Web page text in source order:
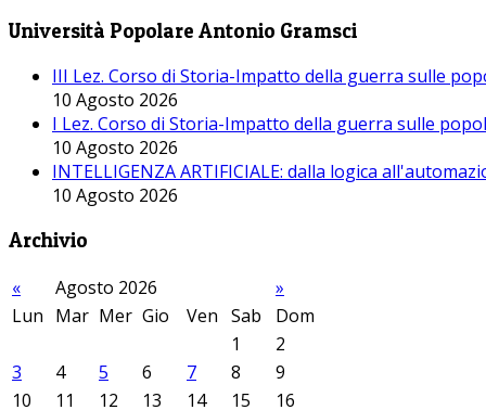
Università Popolare Antonio Gramsci
III Lez. Corso di Storia-Impatto della guerra sulle
10 Agosto 2026
I Lez. Corso di Storia-Impatto della guerra sulle
10 Agosto 2026
INTELLIGENZA ARTIFICIALE: dalla logica
10 Agosto 2026
Archivio
« Agosto 2026
»
Lun Mar Mer Gio Ven Sab
Dom
1
2
3
4 5 6 7 8
9
10
11 12 13 14 15 16